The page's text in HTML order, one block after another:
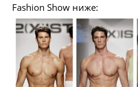
Fashion Show ниже: